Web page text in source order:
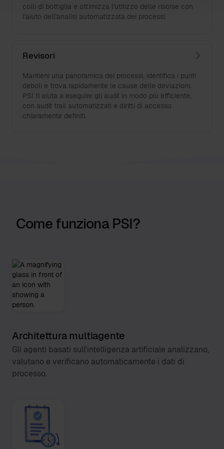
colli di bottiglia e ottimizza l'utilizzo delle risorse con
l'aiuto dell'analisi automatizzata dei processi.
Revisori
Mantieni una panoramica dei processi, identifica i punti
deboli e trova rapidamente le cause delle deviazioni.
PSI ti aiuta a eseguire gli audit in modo più efficiente,
con audit trail automatizzati e diritti di accesso
chiaramente definiti.
Come funziona PSI?
Architettura multiagente
Gli agenti basati sull'intelligenza artificiale analizzano,
valutano e verificano automaticamente i dati di
processo.